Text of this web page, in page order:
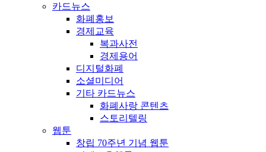
카드뉴스
화폐홍보
경제교육
복과사전
경제용어
디지털화폐
소셜미디어
기타 카드뉴스
화폐사랑 콘텐츠
스토리텔링
웹툰
창립 70주년 기념 웹툰